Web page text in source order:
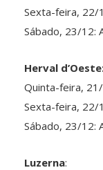
Sexta-feira, 22/
Sábado, 23/12:
Herval
Quinta-feira,
Sexta-feira, 22/
Sábado, 23/12:
Luzerna: